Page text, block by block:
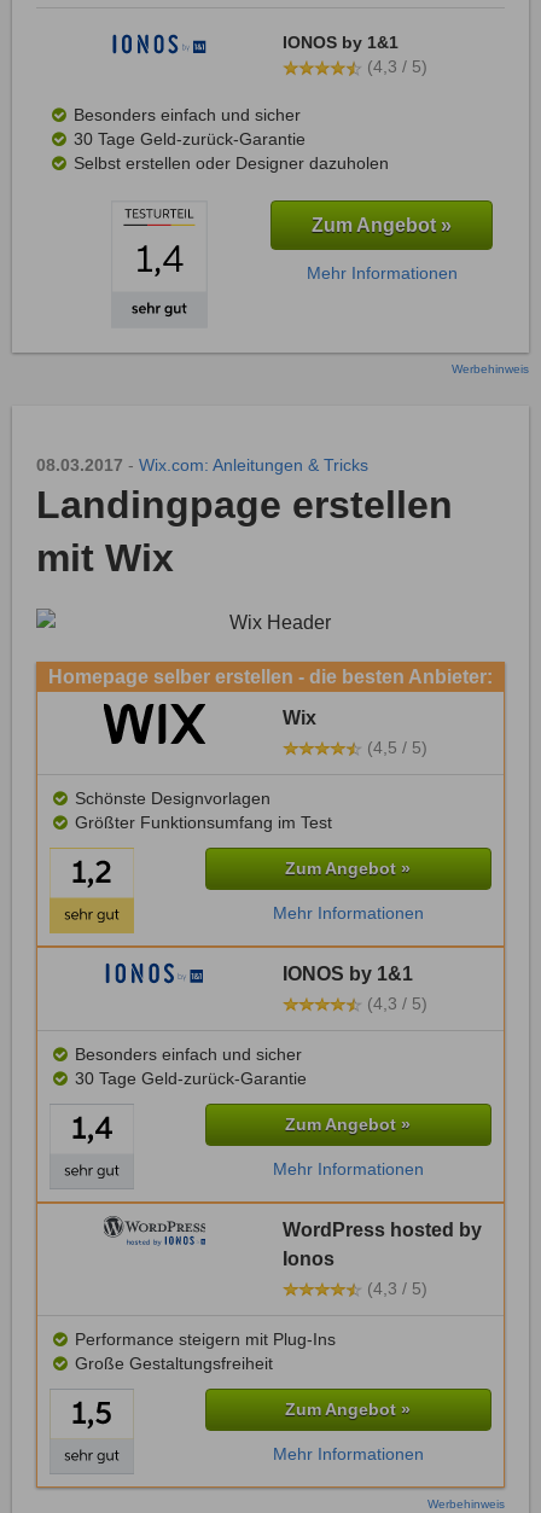
IONOS by 1&1
(4,3 / 5)
Besonders einfach und sicher
30 Tage Geld-zurück-Garantie
Selbst erstellen oder Designer dazuholen
Zum Angebot »
Mehr Informationen
Werbehinweis
08.03.2017 - Wix.com: Anleitungen & Tricks
Landingpage erstellen
mit Wix
Homepage selber erstellen - die besten Anbieter:
Wix
(4,5 / 5)
Schönste Designvorlagen
Größter Funktionsumfang im Test
Zum Angebot »
Mehr Informationen
IONOS by 1&1
(4,3 / 5)
Besonders einfach und sicher
30 Tage Geld-zurück-Garantie
Zum Angebot »
Mehr Informationen
WordPress hosted by
Ionos
(4,3 / 5)
Performance steigern mit Plug-Ins
Große Gestaltungsfreiheit
Zum Angebot »
Mehr Informationen
Werbehinweis